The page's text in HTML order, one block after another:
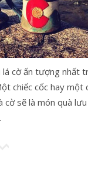
cờ ấn tượng nhất
chiếc cốc hay một
cờ sẽ là món quà